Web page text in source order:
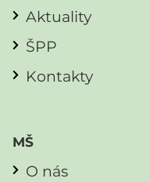
Aktuality
ŠPP
Kontakty
MŠ
O nás